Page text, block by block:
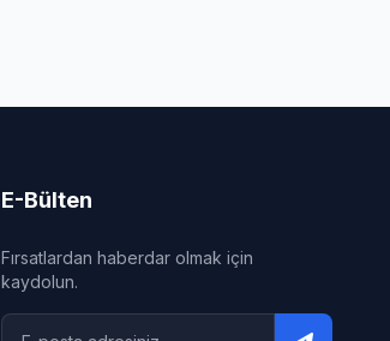
E-Bülten
Fırsatlardan haberdar olmak için
kaydolun.